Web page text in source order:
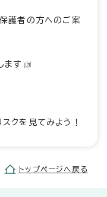
護者の方へのご案
ます
クを見てみよう！
トップページへ戻る